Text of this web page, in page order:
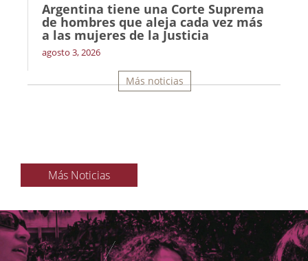
Argentina tiene una Corte Suprema
de hombres que aleja cada vez más
a las mujeres de la Justicia
agosto 3, 2026
Más noticias
Más Noticias